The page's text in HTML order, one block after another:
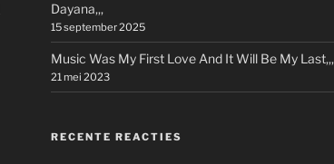
Dayana,,,
15 september 2025
Music Was My First Love And It Will Be My Last,,,
21 mei 2023
RECENTE REACTIES